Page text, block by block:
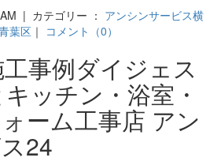
| カテゴリー ： アンシンサービス横
葉区 ｜ コメント（0）
事例ダイジェス
ッチン・浴室・
ーム工事店 アン
24